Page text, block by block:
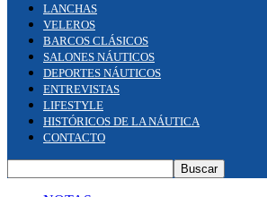
LANCHAS
VELEROS
BARCOS CLÁSICOS
SALONES NÁUTICOS
DEPORTES NÁUTICOS
ENTREVISTAS
LIFESTYLE
HISTÓRICOS DE LA NÁUTICA
CONTACTO